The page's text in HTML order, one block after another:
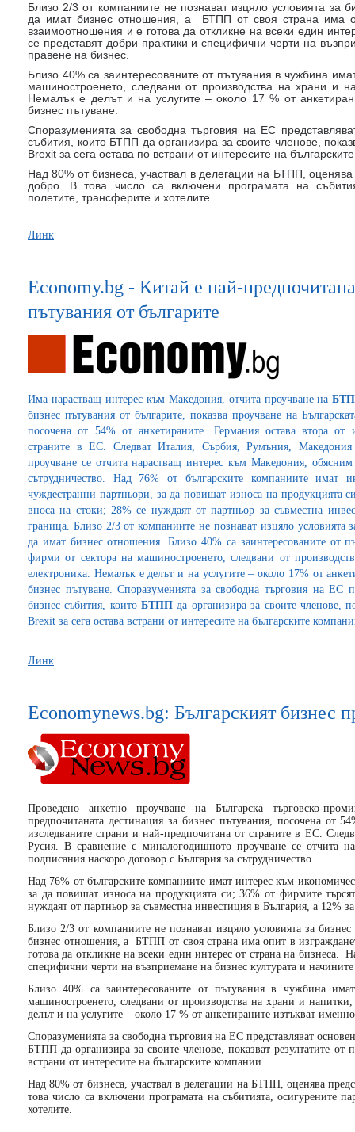
Близо 2/3 от компаниите не познават изцяло условията за
да имат бизнес отношения, а БТПП от своя страна има
взаимоотношения и е готова да откликне на всеки един
се представят добри практики и специфични черти на
правене на бизнес.
Близо 40% са заинтересованите от пътувания в чужбина
машиностроенето, следвани от производства на храни и
Немалък е делът и на услугите – около 17 % от
бизнес пътуване.
Споразуменията за свободна търговия на ЕС
събития, които БТПП да организира за своите членове,
Brexit за сега остава по встрани от интересите на
Над 80% от бизнеса, участвал в делегации на БТПП,
добро. В това число са включени програмата на
полетите, трансферите и хотелите.
Линк
Economy.bg - Китай е най-
пътувания от българите
Има нарастващ интерес към Македония, отчита проучване на
бизнес пътувания от българите, показва проучване на
посочена от 54% от анкетираните. Германия остава втора от
страните в ЕС. Следват Италия, Сърбия, Румъния,
проучване се отчита нарастващ интерес към Македония,
сътрудничество. Над 76% от българските компаниите имат
чуждестранни партньори, за да повишат износа на продукцията
вноса на стоки; 28% се нуждаят от партньор за съвместна
граница. Близо 2/3 от компаниите не познават изцяло условията
да имат бизнес отношения. Близо 40% са заинтересованите от
фирми от сектора на машиностроенето, следвани от
електроника. Немалък е делът и на услугите – около 17% от
бизнес пътуване. Споразуменията за свободна търговия на ЕС
бизнес събития, коитоБТПП да организира за своите членове,
Brexit за сега остава встрани от интересите на българските
Линк
Economynews.bg: Българският бизнес
Проведено анкетно проучване на Българска търговско-
предпочитаната дестинация за бизнес пътувания, посочена от
изследваните страни и най-предпочитана от страните в ЕС.
Русия. В сравнение с миналогодишното проучване се отчита
подписания наскоро договор с България за сътрудничество.
Над 76% от българските компаниите имат интерес към
за да повишат износа на продукцията си; 36% от фирмите
нуждаят от партньор за съвместна инвестиция в България, а 12%
Близо 2/3 от компаниите не познават изцяло условията за
бизнес отношения, а БТПП от своя страна има опит в
готова да откликне на всеки един интерес от страна на бизнеса.
специфични черти на възприемане на бизнес културата и
Близо 40% са заинтересованите от пътувания в чужбина
машиностроенето, следвани от производства на храни и
делът и на услугите – около 17 % от анкетираните изтъкват
Споразуменията за свободна търговия на ЕС представляват
БТПП да организира за своите членове, показват резултатите от
встрани от интересите на българските компании.
Над 80% от бизнеса, участвал в делегации на БТПП, оценява
това число са включени програмата на събитията, осигурените
хотелите.